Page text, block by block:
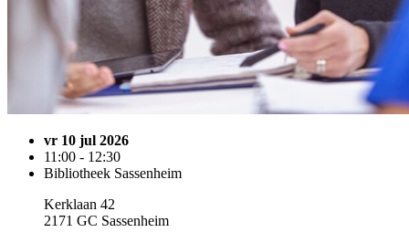
vr 10 jul 2026
11:00 - 12:30
Bibliotheek Sassenheim
Kerklaan 42
2171 GC Sassenheim